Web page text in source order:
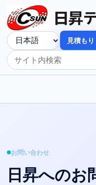
見積もり
お問い合わせ
日昇へのお